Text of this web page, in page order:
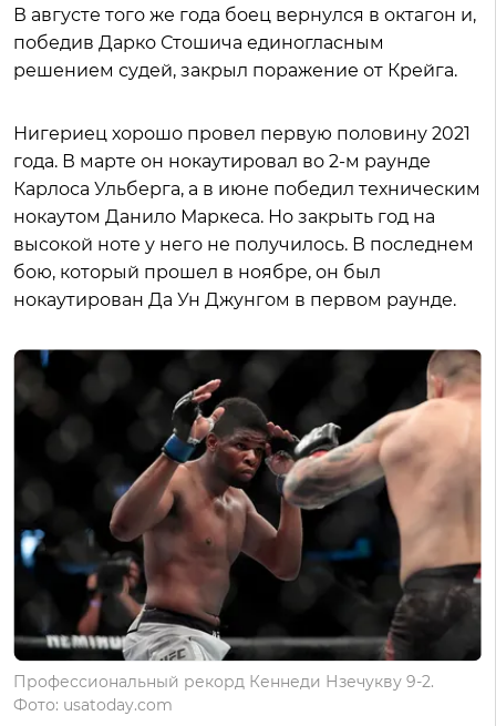
В августе того же года боец вернулся в октагон и,
победив Дарко Стошича единогласным
решением судей, закрыл поражение от Крейга.
Нигериец хорошо провел первую половину 2021
года. В марте он нокаутировал во 2-м раунде
Карлоса Ульберга, а в июне победил техническим
нокаутом Данило Маркеса. Но закрыть год на
высокой ноте у него не получилось. В последнем
бою, который прошел в ноябре, он был
нокаутирован Да Ун Джунгом в первом раунде.
Профессиональный рекорд Кеннеди Нзечукву 9-2.
Фото: usatoday.com